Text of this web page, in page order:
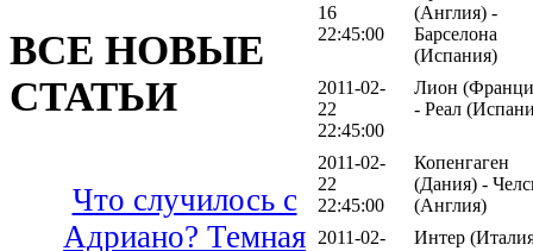
ВСЕ НОВЫЕ
СТАТЬИ
Что случилось с
Адриано? Темная
16
22:45:00
(Англия) -
Барселона
(Испания)
2011-02-
22
22:45:00
Лион
- Реал
2011-02-
22
22:45:00
Копенгаген
(Дания) -
(Англия)
2011-02-
Интер